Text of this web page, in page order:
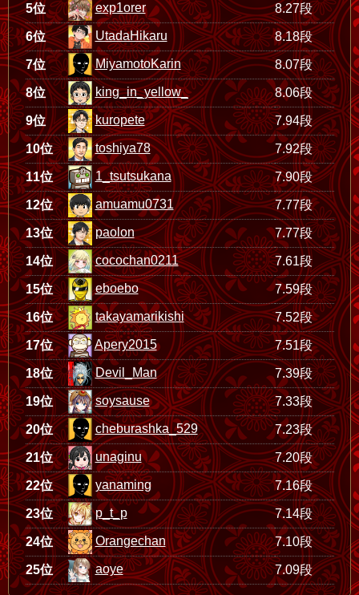
5位 exp1orer 8.27段
6位 UtadaHikaru 8.18段
7位 MiyamotoKarin 8.07段
8位 king_in_yellow_ 8.06段
9位 kuropete 7.94段
10位 toshiya78 7.92段
11位 1_tsutsukana 7.90段
12位 amuamu0731 7.77段
13位 paolon 7.77段
14位 cocochan0211 7.61段
15位 eboebo 7.59段
16位 takayamarikishi 7.52段
17位 Apery2015 7.51段
18位 Devil_Man 7.39段
19位 soysause 7.33段
20位 cheburashka_529 7.23段
21位 unaginu 7.20段
22位 yanaming 7.16段
23位 p_t_p 7.14段
24位 Orangechan 7.10段
25位 aoye 7.09段